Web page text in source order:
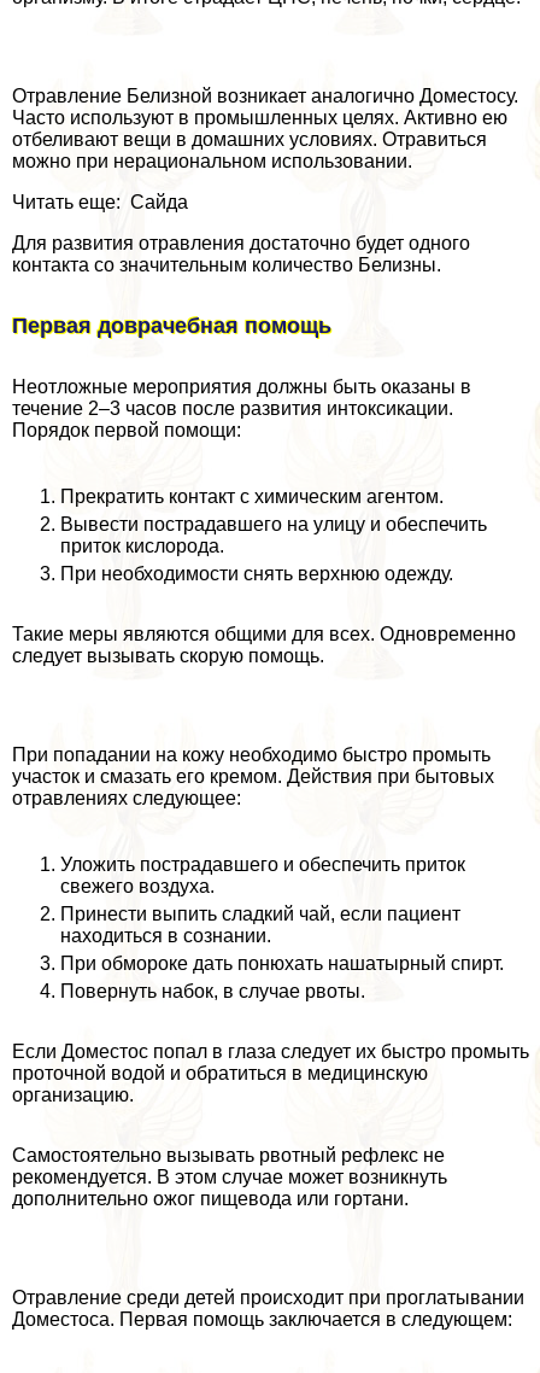
Отравление Белизной возникает аналогично Доместосу.
Часто используют в промышленных целях. Активно ею
отбеливают вещи в домашних условиях. Отравиться
можно при нерациональном использовании.
Читать еще: Сайда
Для развития отравления достаточно будет одного
контакта со значительным количество Белизны.
Первая доврачебная помощь
Неотложные мероприятия должны быть оказаны в
течение 2–3 часов после развития интоксикации.
Порядок первой помощи:
Прекратить контакт с химическим агентом.
Вывести пострадавшего на улицу и обеспечить
приток кислорода.
При необходимости снять верхнюю одежду.
Такие меры являются общими для всех. Одновременно
следует вызывать скорую помощь.
При попадании на кожу необходимо быстро промыть
участок и смазать его кремом. Действия при бытовых
отравлениях следующее:
Уложить пострадавшего и обеспечить приток
свежего воздуха.
Принести выпить сладкий чай, если пациент
находиться в сознании.
При обмороке дать понюхать нашатырный спирт.
Повернуть набок, в случае рвоты.
Если Доместос попал в глаза следует их быстро промыть
проточной водой и обратиться в медицинскую
организацию.
Самостоятельно вызывать рвотный рефлекс не
рекомендуется. В этом случае может возникнуть
дополнительно ожог пищевода или гортани.
Отравление среди детей происходит при проглатывании
Доместоса. Первая помощь заключается в следующем: